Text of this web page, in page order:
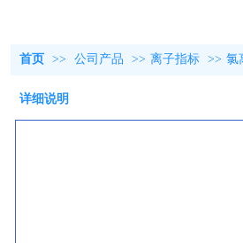
首页 >> 公司产品 >> 离子指标 >> 氯
详细说明